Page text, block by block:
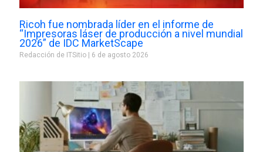
Ricoh fue nombrada líder en el informe de
“Impresoras láser de producción a nivel mundial
2026” de IDC MarketScape
Redacción de ITSitio 6 de agosto 2026